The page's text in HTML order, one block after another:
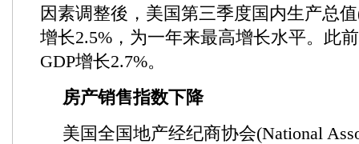
因素调整後，美国第三季度国内生产总
增长2.5%，为一年来最高增长水平。此
GDP增长2.7%。
房产销售指数下降
美国全国地产经纪商协会(National